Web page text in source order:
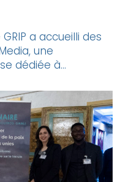
a accueilli des
une
dédiée à...